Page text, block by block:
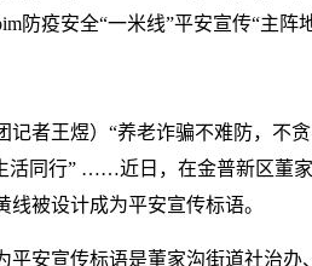
防疫安全“一米线”平安宣传“主阵
记者王煜）“养老诈骗不难防，不
活同行” ……近日，在金普新区董
被设计成为平安宣传标语。
平安宣传标语是董家沟街道社治办